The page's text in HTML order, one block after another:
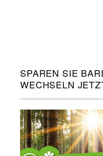
SPAREN SIE
WECHSELN